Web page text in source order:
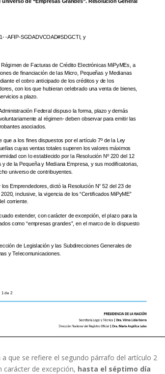
que se refiere el segundo párrafo del artículo 2
carácter de excepción, hasta el séptimo día